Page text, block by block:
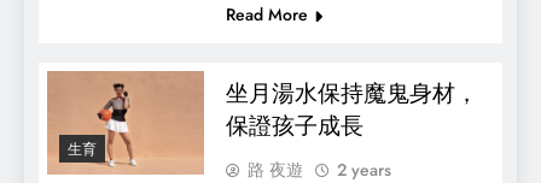
Read More
生育
坐月湯水保持魔鬼身材，
保證孩子成長
路 夜遊
2 years